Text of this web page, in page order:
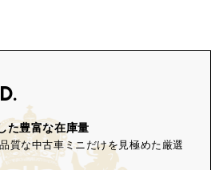
た豊富な在庫量
質な中古車ミニだけを見極めた厳選